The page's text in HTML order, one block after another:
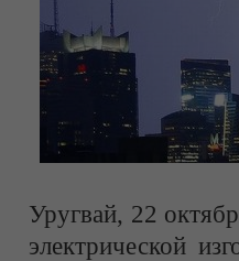
Уругвай, 22
электрической